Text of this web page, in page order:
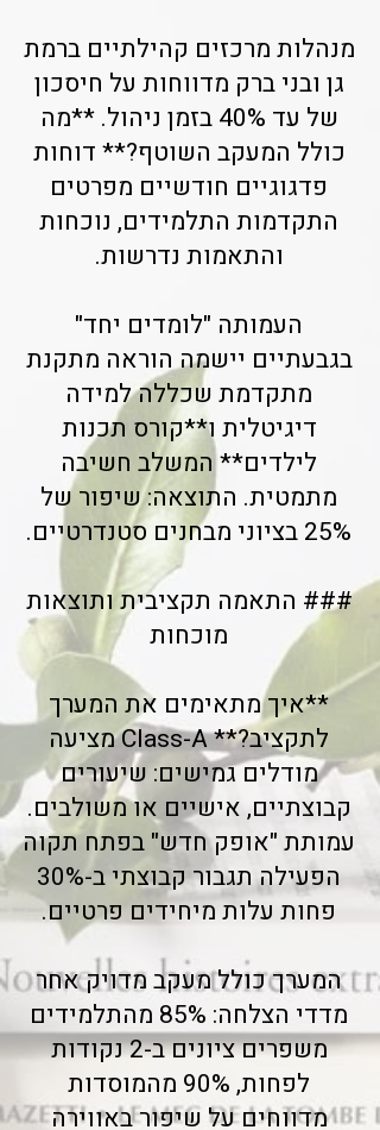
מנהלות מרכזים קהילתיים ברמת
גן ובני ברק מדווחות על חיסכון
של עד 40% בזמן ניהול. **מה
כולל המעקב השוטף?** דוחות
פדגוגיים חודשיים מפרטים
התקדמות התלמידים, נוכחות
והתאמות נדרשות.
העמותה "לומדים יחד"
בגבעתיים יישמה הוראה מתקנת
מתקדמת שכללה למידה
דיגיטלית ו**קורס תכנות
לילדים** המשלב חשיבה
מתמטית. התוצאה: שיפור של
25% בציוני מבחנים סטנדרטיים.
### התאמה תקציבית ותוצאות
מוכחות
**איך מתאימים את המערך
לתקציב?** Class-A מציעה
מודלים גמישים: שיעורים
קבוצתיים, אישיים או משולבים.
עמותת "אופק חדש" בפתח תקוה
הפעילה תגבור קבוצתי ב-30%
פחות עלות מיחידים פרטיים.
המערך כולל מעקב מדויק אחר
מדדי הצלחה: 85% מהתלמידים
משפרים ציונים ב-2 נקודות
לפחות, 90% מהמוסדות
מדווחים על שיפור באווירה